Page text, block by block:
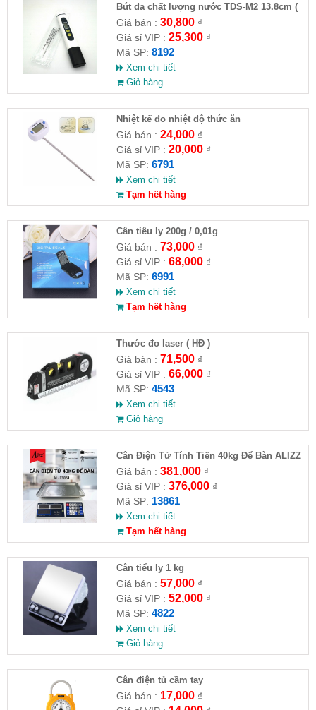
Bút đa chất lượng nước TDS-M2 13.8cm (
HĐ )
Giá bán : 30,800₫
Giá sỉ VIP : 25,300₫
Mã SP: 8192
Xem chi tiết
Giỏ hàng
Nhiệt kế đo nhiệt độ thức ăn
Giá bán : 24,000₫
Giá sỉ VIP : 20,000₫
Mã SP: 6791
Xem chi tiết
Tạm hết hàng
Cân tiêu ly 200g / 0,01g
Giá bán : 73,000₫
Giá sỉ VIP : 68,000₫
Mã SP: 6991
Xem chi tiết
Tạm hết hàng
Thước đo laser ( HĐ )
Giá bán : 71,500₫
Giá sỉ VIP : 66,000₫
Mã SP: 4543
Xem chi tiết
Giỏ hàng
Cân Điện Tử Tính Tiền 40kg Để Bàn ALIZZ
AL-13861
Giá bán : 381,000₫
Giá sỉ VIP : 376,000₫
Mã SP: 13861
Xem chi tiết
Tạm hết hàng
Cân tiểu ly 1 kg
Giá bán : 57,000₫
Giá sỉ VIP : 52,000₫
Mã SP: 4822
Xem chi tiết
Giỏ hàng
Cân điện tủ cầm tay
Giá bán : 17,000₫